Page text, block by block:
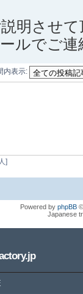
明させ
ルでご連
内表示:
]
Powered by phpBB
Japanese